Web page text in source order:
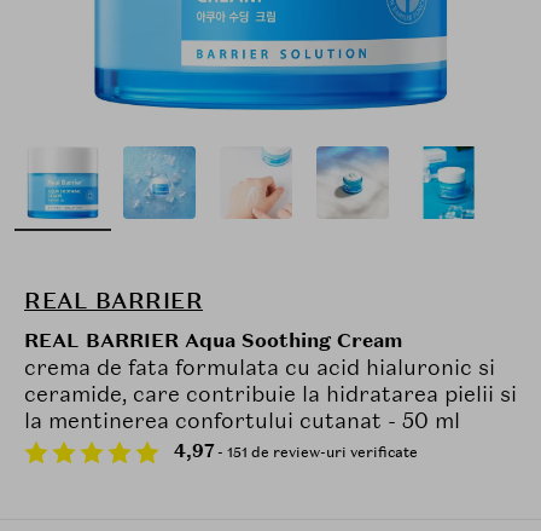
REAL BARRIER
REAL BARRIER Aqua Soothing Cream
crema de fata formulata cu acid hialuronic si
ceramide, care contribuie la hidratarea pielii si
la mentinerea confortului cutanat - 50 ml
4,97 - 151 de review-uri verificate